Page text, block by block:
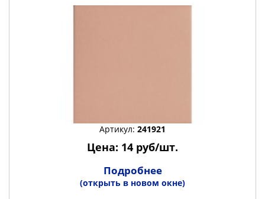
Артикул: 241921
Цена: 14 руб/шт.
Подробнее
(открыть в новом окне)